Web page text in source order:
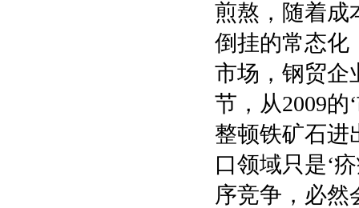
煎熬，随着成
倒挂的常态化
市场，钢贸企
节，从2009的
整顿铁矿石进
口领域只是‘
序竞争，必然